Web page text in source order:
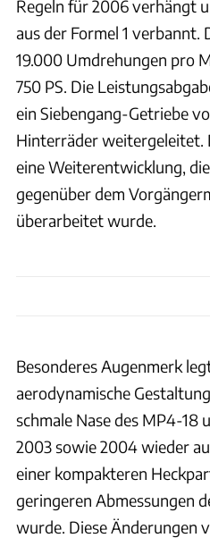
Regeln für 2006 verhängt
aus der Formel 1 verbannt.
19.000 Umdrehungen pro
750 PS. Die
ein Siebengang-Getriebe
Hinterräder weitergeleitet.
eine Weiterentwicklung,
gegenüber dem
überarbeitet wurde.
Besonderes Augenmerk
aerodynamische
schmale Nase des MP4-18
2003 sowie 2004 wieder
einer kompakteren
geringeren Abmessungen
wurde. Diese Änderungen